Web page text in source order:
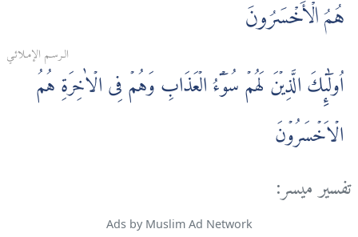
هُمُ الْأَخْسَرُونَ
الـرسـم الإمـلائـي
اُولٰٓٮِٕكَ الَّذِيۡنَ لَهُمۡ سُوۡٓءُ الۡعَذَابِ وَهُمۡ فِى الۡاٰخِرَةِ هُمُ
الۡاَخۡسَرُوۡنَ
تفسير ميسر:
Ads by Muslim Ad Network